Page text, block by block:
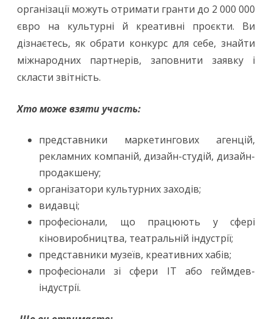
організації можуть отримати гранти до 2 000 000
євро на культурні й креативні проєкти. Ви
дізнаєтесь, як обрати конкурс для себе, знайти
міжнародних партнерів, заповнити заявку і
скласти звітність.
Хто може взяти участь:
представники маркетингових агенцій,
рекламних компаній, дизайн-студій, дизайн-
продакшену;
організатори культурних заходів;
видавці;
професіонали, що працюють у сфері
кіновиробництва, театральній індустрії;
представники музеїв, креативних хабів;
професіонали зі сфери ІТ або геймдев-
індустрії.